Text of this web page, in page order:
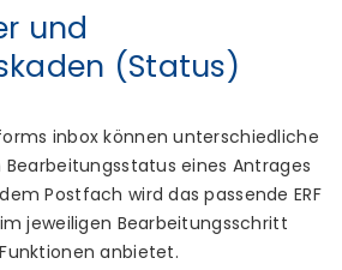
und
(Status)
inbox können unterschiedliche
eines Antrages
Postfach wird das passende ERF
jeweiligen Bearbeitungsschritt
anbietet.